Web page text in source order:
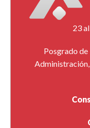
23
Posgrado
Administración,